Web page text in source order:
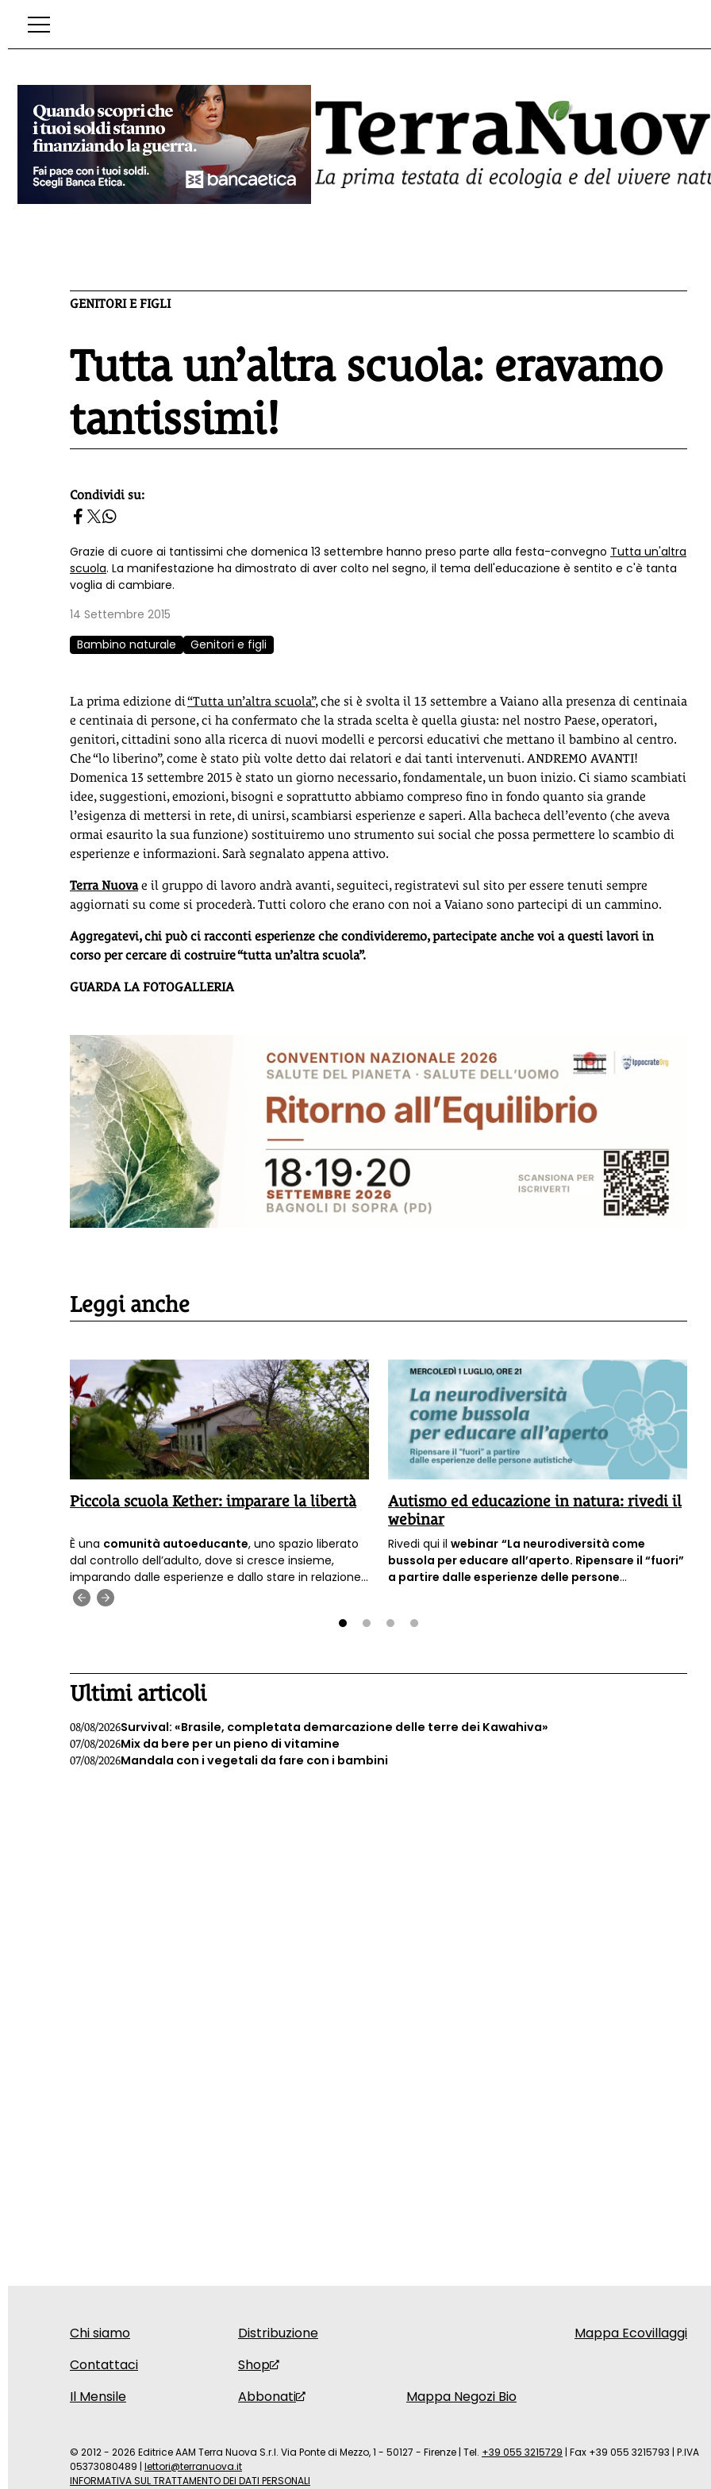
GENITORI E FIGLI
Tutta un’altra scuola: eravamo
tantissimi!
homepage h2
Condividi su:
Grazie di cuore ai tantissimi che domenica 13 settembre hanno preso parte alla festa-convegno Tutta un'altra
scuola. La manifestazione ha dimostrato di aver colto nel segno, il tema dell'educazione è sentito e c'è tanta
voglia di cambiare.
14 Settembre 2015
Bambino naturale
Genitori e figli
La prima edizione di“Tutta un’altra scuola”, che si è svolta il 13 settembre a Vaiano alla presenza di centinaia
e centinaia di persone, ci ha confermato che la strada scelta è quella giusta: nel nostro Paese, operatori,
genitori, cittadini sono alla ricerca di nuovi modelli e percorsi educativi che mettano il bambino al centro.
Che “lo liberino”, come è stato più volte detto dai relatori e dai tanti intervenuti. ANDREMO AVANTI!
Domenica 13 settembre 2015 è stato un giorno necessario, fondamentale, un buon inizio. Ci siamo scambiati
idee, suggestioni, emozioni, bisogni e soprattutto abbiamo compreso fino in fondo quanto sia grande
l’esigenza di mettersi in rete, di unirsi, scambiarsi esperienze e saperi. Alla bacheca dell’evento (che aveva
ormai esaurito la sua funzione) sostituiremo uno strumento sui social che possa permettere lo scambio di
esperienze e informazioni. Sarà segnalato appena attivo.
Terra Nuovae il gruppo di lavoro andrà avanti, seguiteci, registratevi sul sito per essere tenuti sempre
aggiornati su come si procederà. Tutti coloro che erano con noi a Vaiano sono partecipi di un cammino.
Aggregatevi, chi può ci racconti esperienze che condivideremo, partecipate anche voi a questi lavori in
corso per cercare di costruire “tutta un’altra scuola”.
GUARDA LA FOTOGALLERIA
Leggi anche
Piccola scuola Kether: imparare la libertà
È una comunità autoeducante, uno spazio liberato
dal controllo dell’adulto, dove si cresce insieme,
imparando dalle esperienze e dallo stare in relazione.
È la Piccola
Verona
Autismo ed educazione in natura: rivedi il
webinar
Rivedi qui il webinar “La neurodiversità come
bussola per educare all’aperto. Ripensare il “fuori”
a partire dalle esperienze delle persone
Ultimi articoli
08/08/2026Survival: «Brasile, completata demarcazione delle terre dei Kawahiva»
07/08/2026Mix da bere per un pieno di vitamine
07/08/2026Mandala con i vegetali da fare con i bambini
Chi siamo
Contattaci
Il Mensile
Distribuzione
Shop
Abbonati
Mappa Negozi Bio
Mappa Ecovillaggi
© 2012 - 2026 Editrice AAM Terra Nuova S.r.l. Via Ponte di Mezzo, 1 - 50127 - Firenze | Tel. +39 055 3215729 | Fax +39 055 3215793 | P.IVA
05373080489 | lettori@terranuova.it
INFORMATIVA SUL TRATTAMENTO DEI DATI PERSONALI